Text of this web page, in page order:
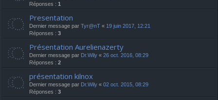
Réponses : 1
Presentation
Dernier message par Tyr@nT « 19 juin 2017, 12:21
Réponses : 3
Présentation Aurelienazerty
Dernier message par Dr.Wily « 26 oct. 2016, 08:29
Réponses : 2
présentation kilnox
Dernier message par Dr.Wily « 02 oct. 2015, 08:29
Réponses : 3